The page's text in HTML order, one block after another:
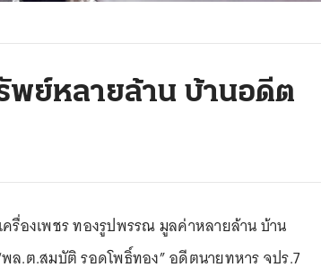
พย์หลายล้าน บ้านอดีต
รื่องเพชร ทองรูปพรรณ มูลค่าหลายล้าน บ้าน
ล.ต.สมบัติ รอดโพธิ์ทอง” อดีตนายทหาร จปร.7